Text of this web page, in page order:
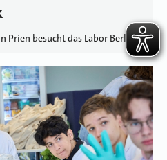
Prien besucht das Labor Berlin.